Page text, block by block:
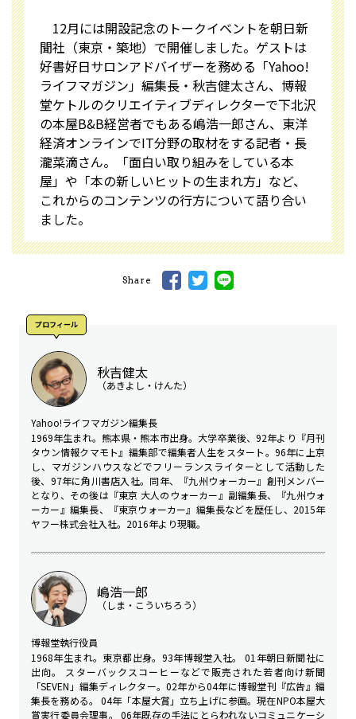
12月には開設記念のトークイベントを朝日新
聞社（東京・築地）で開催しました。ゲストは
好書好日サロンアドバイザーを務める「Yahoo!
ライフマガジン」編集長・秋吉健太さん、博報
堂ケトルのクリエイティブディレクターで下北沢
の本屋B&B経営者でもある嶋浩一郎さん、東洋
経済オンラインでIT分野の取材をする記者・長
瀧菜滴さん。「面白い取り組みをしている本
屋」や「本の新しいヒットの生まれ方」など、
これからのコンテンツの行方について語り合い
ました。
Share
プロフィール
秋吉健太
（あきよし・けんた）
Yahoo!ライフマガジン編集長
1969年生まれ。熊本県・熊本市出身。大学卒業後、92年より『月刊
タウン情報クマモト』編集部で編集者人生をスタート。96年に上京
し、マガジンハウスなどでフリーランスライターとして活動した
後、97年に角川書店入社。同年、『九州ウォーカー』創刊メンバー
となり、その後は『東京 大人のウォーカー』副編集長、『九州ウォ
ーカー』編集長、『東京ウォーカー』編集長などを歴任し、2015年
ヤフー株式会社入社。2016年より現職。
嶋浩一郎
（しま・こういちろう）
博報堂執行役員
1968年生まれ。東京都出身。93年博報堂入社。 01年朝日新聞社に
出向。 スターバックスコーヒーなどで販売された若者向け新聞
「SEVEN」編集ディレクター。02年から04年に博報堂刊『広告』編
集長を務める。 04年「本屋大賞」立ち上げに参画。現在NPO本屋大
賞実行委員会理事。 06年既存の手法にとらわれないコミュニケーシ